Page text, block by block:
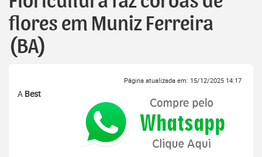
flores em Muniz Ferreira
(BA)
Página atualizada em: 15/12/2025 14:17
A Best